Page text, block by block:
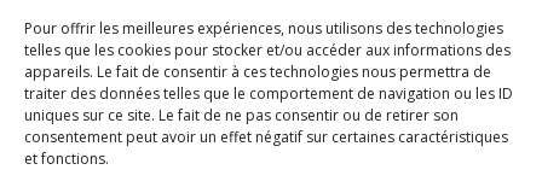
Pour offrir les meilleures expériences, nous utilisons des technologies
telles que les cookies pour stocker et/ou accéder aux informations des
appareils. Le fait de consentir à ces technologies nous permettra de
traiter des données telles que le comportement de navigation ou les ID
uniques sur ce site. Le fait de ne pas consentir ou de retirer son
consentement peut avoir un effet négatif sur certaines caractéristiques
et fonctions.